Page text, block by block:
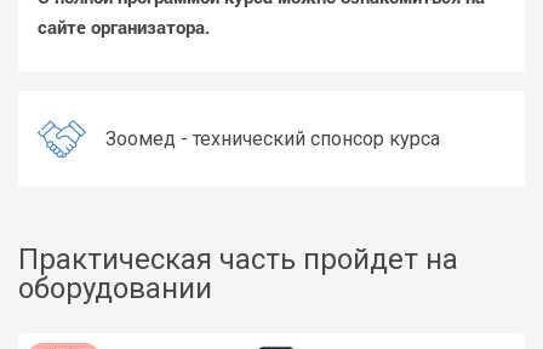
сайте организатора.
Зоомед - технический спонсор курса
Практическая часть пройдет на
оборудовании